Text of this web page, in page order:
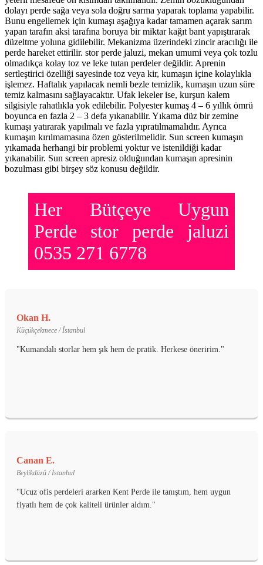
dolayı perde sağa veya sola doğru sarma yaparak toplama yapabilir.
Bunu engellemek için kumaşı aşağıya kadar tamamen açarak sarım
yapan tarafın aksi tarafına boruya bir miktar kağıt bant yapıştırarak
düzeltme yoluna gidilebilir. Mekanizma üzerindeki zincir aracılığı ile
perde hareket ettirilir. stor perde jaluzi, mekan umumi veya çok tozlu
olmadıkça kolay toz ve leke tutan perdeler değildir. Aprenin
sertleştirici özelliği sayesinde toz veya kir, kumaşın içine kolaylıkla
işlemez. Haftalık yapılacak nemli bezle temizlik, kumaşın uzun süre
temiz kalmasını sağlayacaktır. Ufak lekeler ise, kurşun kalem
silgisiyle rahatlıkla yok edilebilir. Polyester kumaş 4 – 6 yıllık ömrü
boyunca en fazla 2 – 3 defa yıkanabilir. Yıkama düz bir zemine
kumaşı yatırarak yapılmalı ve fazla yıpratılmamalıdır. Ayrıca
kumaşın kırılmamasına özen gösterilmelidir. Sun screen kumaşın
yıkamada herhangi bir problemi yoktur ve istenildiği kadar
yıkanabilir. Sun screen apresiz olduğundan kumaşın apresinin
bozulması gibi birşey söz konusu değildir.
Her Bütçeye Uygun
Perde stor perde jaluzi
0535 271 6778
Okan H.
Küçükçekmece / İstanbul
"Kumandalı storlar hem şık hem de pratik. Herkese öneririm."
Canan E.
Beylikdüzü / İstanbul
"Ucuz ofis perdeleri ararken Kent Perde ile tanıştım, hem uygun
fiyatlı hem de çok kaliteli ürünler aldım."